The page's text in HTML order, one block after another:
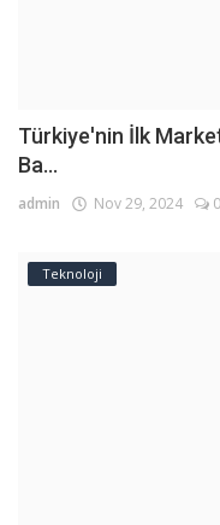
Türkiye'nin İlk
Ba...
admin Nov 29, 2024 0
Teknoloji